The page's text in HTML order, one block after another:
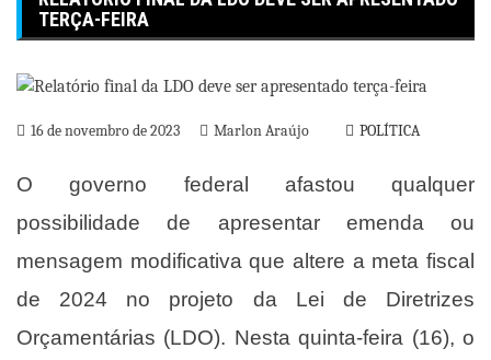
TERÇA-FEIRA
16 de novembro de 2023 Marlon Araújo POLÍTICA
O governo federal afastou qualquer
possibilidade de apresentar emenda ou
mensagem modificativa que altere a meta fiscal
de 2024 no projeto da Lei de Diretrizes
Orçamentárias (LDO). Nesta quinta-feira (16), o